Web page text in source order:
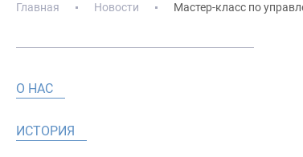
Главная Новости Мастер-класс по
О НАС
ИСТОРИЯ